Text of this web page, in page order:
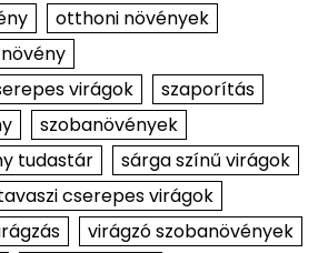
otthoni növények
virágok
szaporítás
szobanövények
tudastár
sárga színű virágok
cserepes virágok
virágzó szobanövények